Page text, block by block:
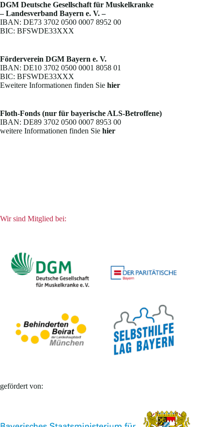
DGM Deutsche Gesellschaft für Muskelkranke
– Landesverband Bayern e. V. –
IBAN: DE73 3702 0500 0007 8952 00
BIC: BFSWDE33XXX
Förderverein DGM Bayern e. V.
IBAN: DE10 3702 0500 0001 8058 01
BIC: BFSWDE33XXX
Eweitere Informationen finden Sie hier
Floth-Fonds (nur für bayerische ALS-Betroffene)
IBAN: DE89 3702 0500 0007 8953 00
weitere Informationen finden Sie hier
Wir sind Mitglied bei:
gefördert von: